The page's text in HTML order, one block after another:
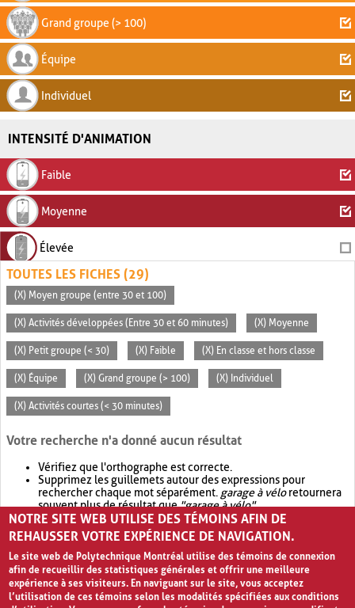
Grand groupe (> 100)
Équipe
Individuel
INTENSITÉ D'ANIMATION
Faible
Moyenne
Élevée
TOUTES LES FICHES (29)
(X) Moyen groupe (entre 30 et 100)
(X) Activités développées (Entre 30 et 60 minutes) (X) Moyenne
(X) Petit groupe (< 30) (X) Faible (X) En classe et hors classe
(X) Équipe (X) Grand groupe (> 100) (X) Individuel
(X) Activités courtes (< 30 minutes)
Votre recherche n'a donné aucun résultat
Vérifiez que l'orthographe est correcte.
Supprimez les guillemets autour des expressions pour
rechercher chaque mot séparément. garage à véloretournera
souvent plus de résultat que"garage à vélo".
Envisagez d'élargir votre recherche avec OR.garage OR vélo
retournera souvent plus de résultat quegarage à vélo
NOTRE SITE WEB UTILISE DES TÉMOINS AFIN DE
REHAUSSER VOTRE EXPÉRIENCE DE NAVIGATION.
Le site web de Polytechnique Montréal utilise des témoins de connexion
afin de recueillir des statistiques générales et offrir une meilleure
expérience à ses visiteurs. En naviguant sur le site, vous acceptez
l’utilisation de ces témoins selon les modalités spécifiées aux conditions